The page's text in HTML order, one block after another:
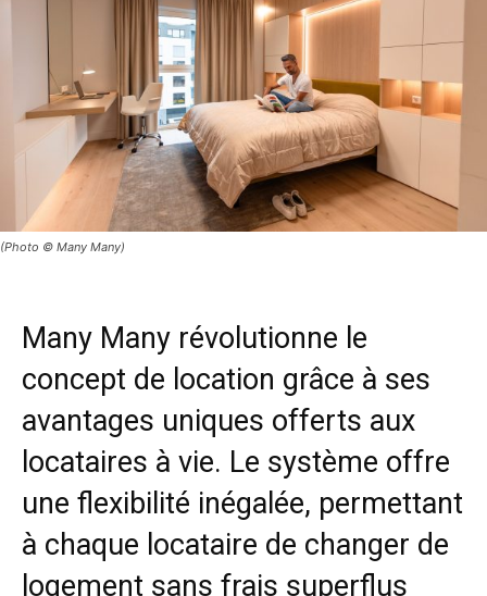
(Photo © Many Many)
Many Many révolutionne le
concept de location grâce à ses
avantages uniques offerts aux
locataires à vie. Le système offre
une flexibilité inégalée, permettant
à chaque locataire de changer de
logement sans frais superflus